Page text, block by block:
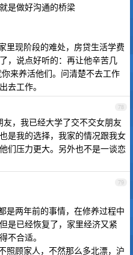
是做好沟通的桥梁
里现阶段的难处，房贷生活学费
，说点好听的：再让他辛苦几
来养活他们。问清楚不去工作
去工作。
78
，我已经大学了交不交女朋友
是我的选择，我家的情况跟我女
们压力更大。另外也不是一谈恋
79
是两年前的事情，在修养过程中
是已经恢复了，家里经济又紧
不合适。
照顾家人，不然那么多北漂，沪